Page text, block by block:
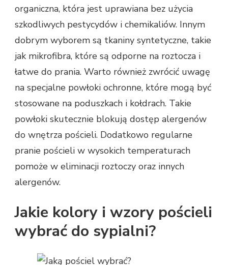
organiczna, która jest uprawiana bez użycia
szkodliwych pestycydów i chemikaliów. Innym
dobrym wyborem są tkaniny syntetyczne, takie
jak mikrofibra, które są odporne na roztocza i
łatwe do prania. Warto również zwrócić uwagę
na specjalne powłoki ochronne, które mogą być
stosowane na poduszkach i kołdrach. Takie
powłoki skutecznie blokują dostęp alergenów
do wnętrza pościeli. Dodatkowo regularne
pranie pościeli w wysokich temperaturach
pomoże w eliminacji roztoczy oraz innych
alergenów.
Jakie kolory i wzory pościeli
wybrać do sypialni?